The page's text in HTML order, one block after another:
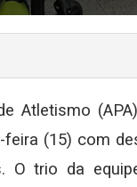
Atletismo
(15) com
O trio da